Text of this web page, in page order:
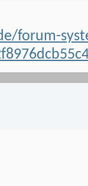
forum-